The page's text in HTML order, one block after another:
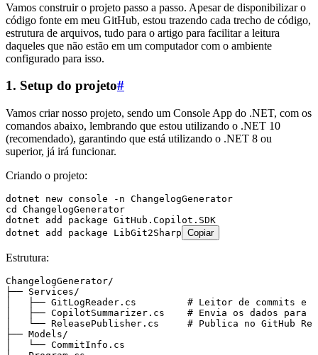
Vamos construir o projeto passo a passo. Apesar de disponibilizar o
código fonte em meu GitHub, estou trazendo cada trecho de código,
estrutura de arquivos, tudo para o artigo para facilitar a leitura
daqueles que não estão em um computador com o ambiente
configurado para isso.
1. Setup do projeto#
Vamos criar nosso projeto, sendo um Console App do .NET, com os
comandos abaixo, lembrando que estou utilizando o .NET 10
(recomendado), garantindo que está utilizando o .NET 8 ou
superior, já irá funcionar.
Criando o projeto:
dotnet new console -n ChangelogGenerator
cd
ChangelogGenerator
dotnet add package GitHub.Copilot.SDK
dotnet add package LibGit2Sharp Copiar
Estrutura:
ChangelogGenerator/
├── Services/
│   ├── GitLogReader.cs         # Leitor de commits e
│   ├── CopilotSummarizer.cs    # Envia os dados
│   └── ReleasePublisher.cs     # Publica no GitHub
├── Models/
│   └── CommitInfo.cs